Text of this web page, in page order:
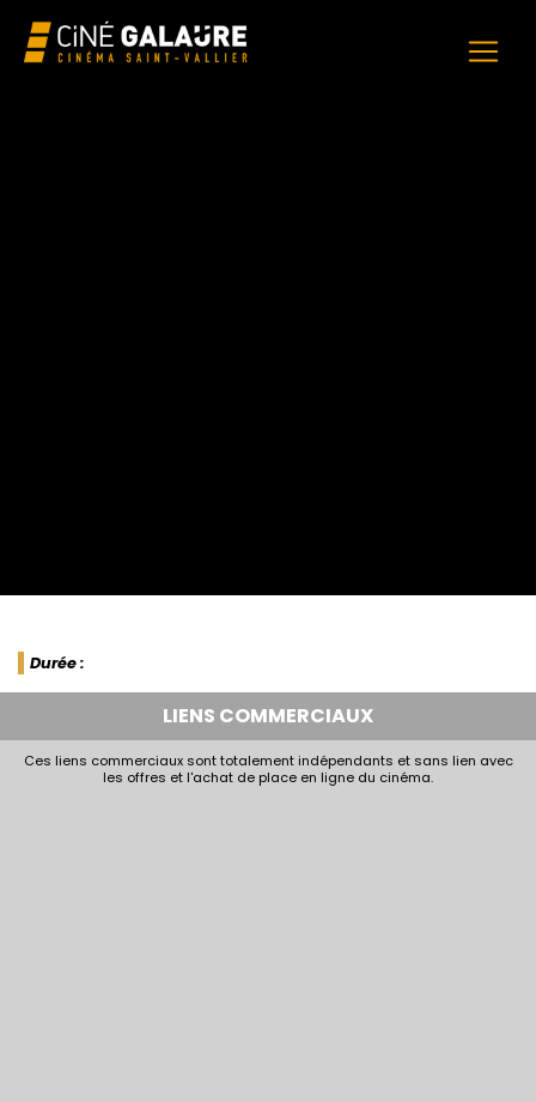
Durée :
LIENS COMMERCIAUX
Ces liens commerciaux sont totalement indépendants et sans lien avec
les offres et l'achat de place en ligne du cinéma.